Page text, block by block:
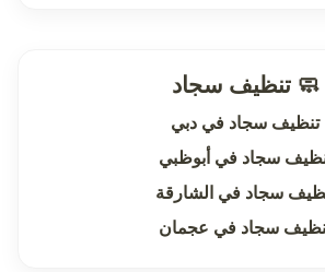
🧼 تنظيف سجاد
تنظيف سجاد في دبي
سجاد في أبوظبي
سجاد في الشارقة
سجاد في عجمان